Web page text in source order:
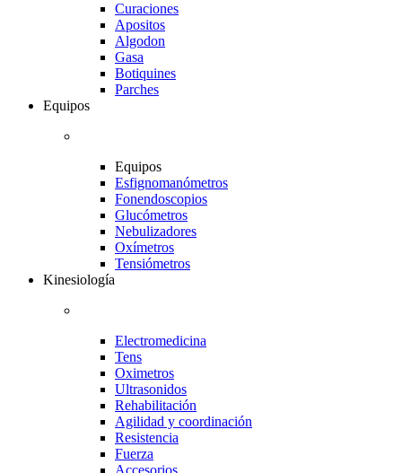
Curaciones
Apositos
Algodon
Gasa
Botiquines
Parches
Equipos
Equipos
Esfignomanómetros
Fonendoscopios
Glucómetros
Nebulizadores
Oxímetros
Tensiómetros
Kinesiología
Electromedicina
Tens
Oximetros
Ultrasonidos
Rehabilitación
Agilidad y coordinación
Resistencia
Fuerza
Accesorios